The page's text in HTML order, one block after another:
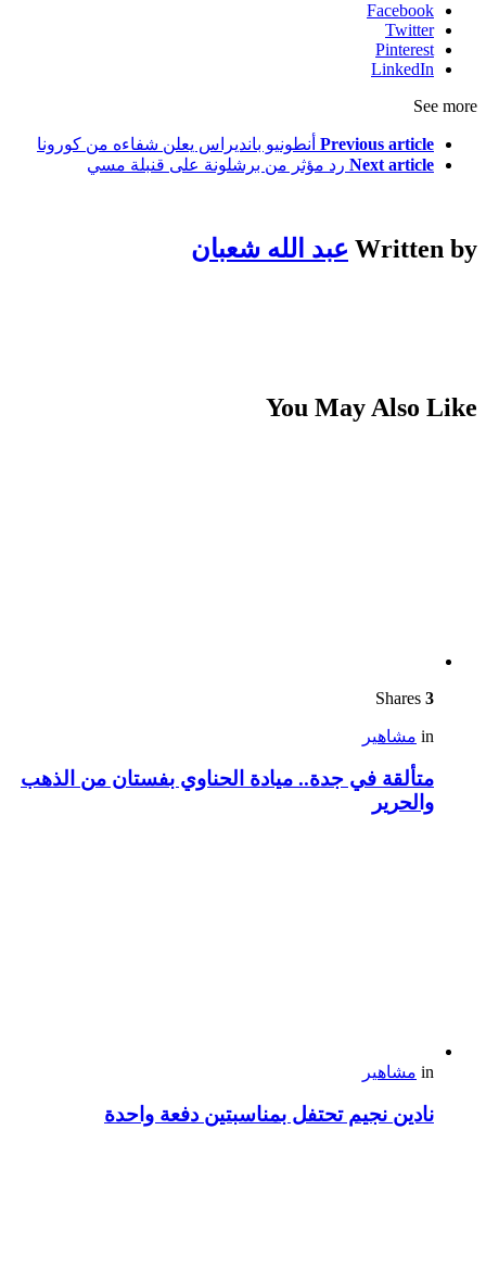
Facebook
Twitter
Pinterest
LinkedIn
See more
Previous article أنطونيو بانديراس يعلن شفاءه من كورونا
Next article رد مؤثر من برشلونة على قنبلة مسي
Written by عبد الله شعبان
You May Also Like
3
in مشاهير
متألقة في جدة.. ميادة الحناوي بفستان من الذهب
والحرير
in مشاهير
نادين نجيم تحتفل بمناسبتين دفعة واحدة